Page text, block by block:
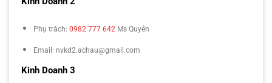
Phụ trách: 0982 777 642 Ms Quyên
Email: nvkd2.achau@gmail.com
Kinh Doanh 3